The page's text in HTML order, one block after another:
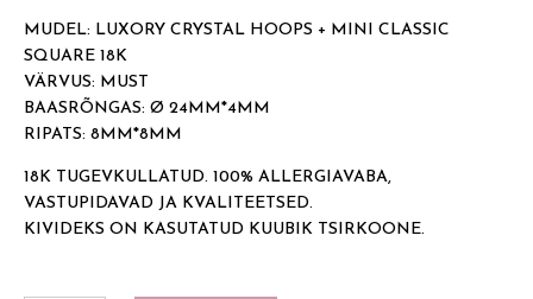
MUDEL: LUXORY CRYSTAL HOOPS + MINI CLASSIC
SQUARE 18K
VÄRVUS: MUST
BAASRÕNGAS: Ø 24MM*4MM
RIPATS: 8MM*8MM
18K TUGEVKULLATUD. 100% ALLERGIAVABA,
VASTUPIDAVAD JA KVALITEETSED.
KIVIDEKS ON KASUTATUD KUUBIK TSIRKOONE.